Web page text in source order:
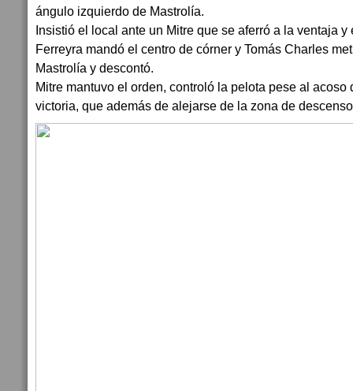
ángulo izquierdo de Mastrolía.
Insistió el local ante un Mitre que se aferró a la ventaja
Ferreyra mandó el centro de córner y Tomás Charles
Mastrolía y descontó.
Mitre mantuvo el orden, controló la pelota pese al
victoria, que además de alejarse de la zona de